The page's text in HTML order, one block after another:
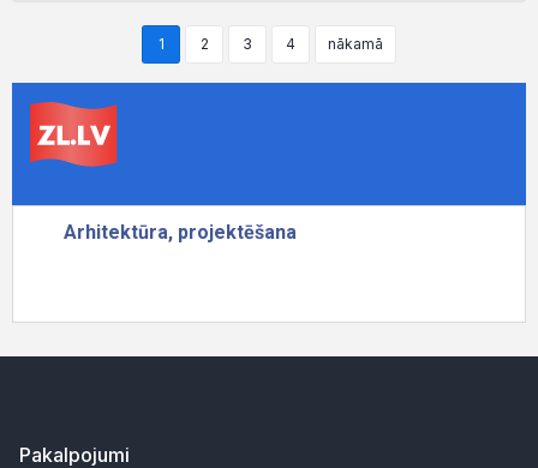
1 2 3 4 nākamā
Pakalpojumi